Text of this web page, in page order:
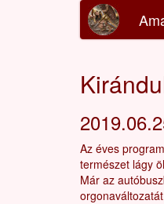
Az éves
természet lágy
Már az